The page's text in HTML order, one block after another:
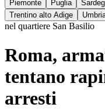
Piemonte
Puglia
Trentino alto Adige
nel quartiere San Basilio
Roma,
tentano
arresti